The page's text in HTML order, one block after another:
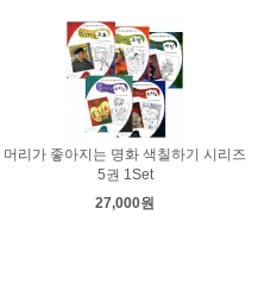
머리가 좋아지는 명화 색칠하기 시리즈
5권 1Set
27,000원